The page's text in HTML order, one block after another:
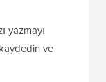
yazmayı
ve